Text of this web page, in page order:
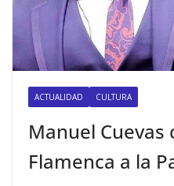
ACTUALIDAD CULTURA
Manuel Cuevas
Flamenca a la